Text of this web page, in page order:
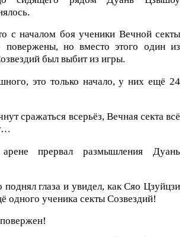
с началом боя ученики Вечной секты
повержены, но вместо этого один из
был выбит из игры.
это только начало, у них ещё 24
сражаться всерьёз, Вечная секта всё
прервал размышления Дуань
глаза и увидел, как Сяо Цзуйцзи
одного ученика секты Созвездий!